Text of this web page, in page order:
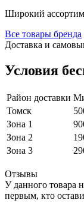
Широкий
Все товары бренда
Доставка и
Условия
Район доставки
Томск
Зона 1
Зона 2
Зона 3
Отзывы
У данного товара
первым, кто